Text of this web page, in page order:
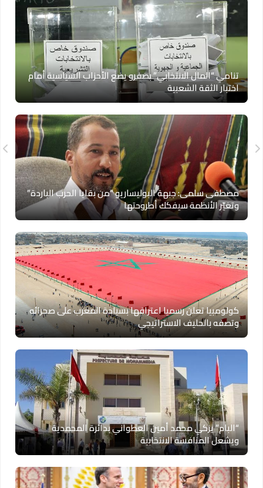
تنامي “المال الانتخابي” بصفرو يضع الأحزاب السياسية أمام
اختبار الثقة الشعبية
مصطفى سلمى: جبهة البوليساريو “من بقايا الحرب الباردة”
وتغيّر الأنظمة سيفكك أطروحتها
كولومبيا تعلن رسميا اعترافها بسيادة المغرب على صحرائه
وتصفه بالحليف الاستراتيجي
“البام” يزكي محمد أمين العطواني بدائرة المحمدية
ويشعل المنافسة الانتخابية